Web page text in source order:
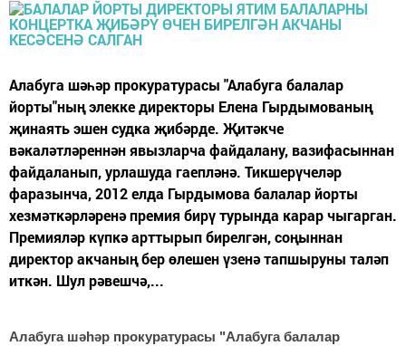
Алабуга шәһәр прокуратурасы "Алабуга балалар
йорты"ның элекке директоры Елена Гырдымованың
җинаять эшен судка җибәрде. Җитәкче
вәкаләтләреннән явызларча файдалану, вазифасыннан
файдаланып, урлашуда гаепләнә. Тикшерүчеләр
фаразынча, 2012 елда Гырдымова балалар йорты
хезмәткәрләренә премия бирү турында карар чыгарган.
Премияләр күпкә арттырып бирелгән, соңыннан
директор акчаның бер өлешен үзенә тапшыруны таләп
иткән. Шул рәвешчә,...
Алабуга шәһәр прокуратурасы "Алабуга балалар